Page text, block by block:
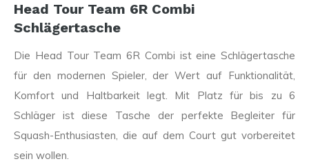
Head Tour Team 6R Combi
Schlägertasche
Die Head Tour Team 6R Combi ist eine Schlägertasche
für den modernen Spieler, der Wert auf Funktionalität,
Komfort und Haltbarkeit legt. Mit Platz für bis zu 6
Schläger ist diese Tasche der perfekte Begleiter für
Squash-Enthusiasten, die auf dem Court gut vorbereitet
sein wollen.